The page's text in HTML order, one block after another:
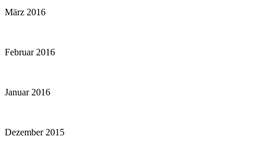
März 2016
Februar 2016
Januar 2016
Dezember 2015